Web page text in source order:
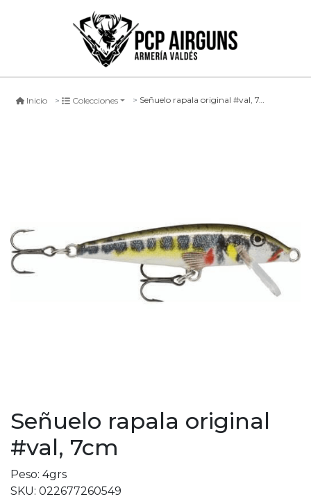
Inicio Colecciones Señuelo rapala original #val, 7cm
Señuelo rapala original
#val, 7cm
Peso: 4grs
SKU: 022677260549